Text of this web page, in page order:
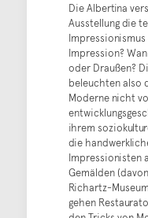
Die Albertina
Ausstellung die
Impression?
oder Draußen?
beleuchten also
Moderne nicht
ihrem
die
Impressionisten
Gemälden
Richartz-
gehen